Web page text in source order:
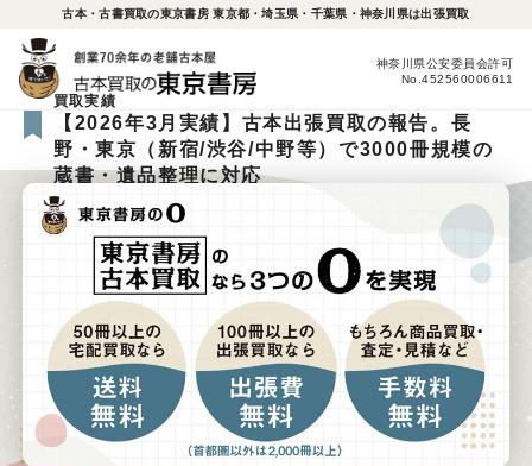
古本・古書買取の東京書房 東京都・埼玉県・千葉県・神奈川県は出張買取
神奈川県公安委員会許可
No.452560006611
買取実績
【2026年3月実績】古本出張買取の報告。長
野・東京（新宿/渋谷/中野等）で3000冊規模の
蔵書・遺品整理に対応